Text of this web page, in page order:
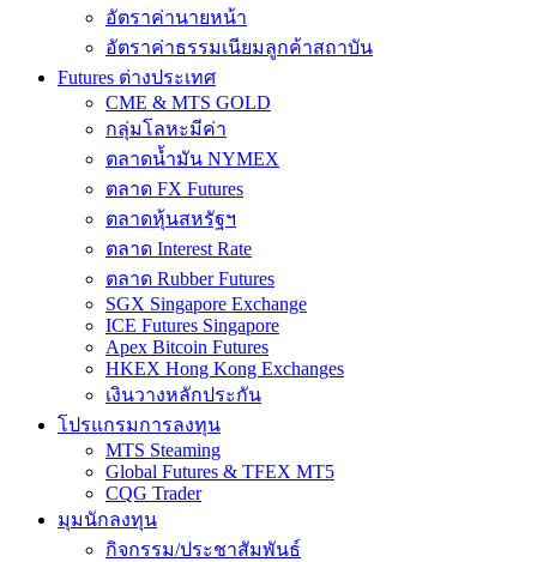
อัตราค่านายหน้า
อัตราค่าธรรมเนียมลูกค้าสถาบัน
Futures ต่างประเทศ
CME & MTS GOLD
กลุ่มโลหะมีค่า
ตลาดน้ำมัน NYMEX
ตลาด FX Futures
ตลาดหุ้นสหรัฐฯ
ตลาด Interest Rate
ตลาด Rubber Futures
SGX Singapore Exchange
ICE Futures Singapore
Apex Bitcoin Futures
HKEX Hong Kong Exchanges
เงินวางหลักประกัน
โปรแกรมการลงทุน
MTS Steaming
Global Futures & TFEX MT5
CQG Trader
มุมนักลงทุน
กิจกรรม/ประชาสัมพันธ์